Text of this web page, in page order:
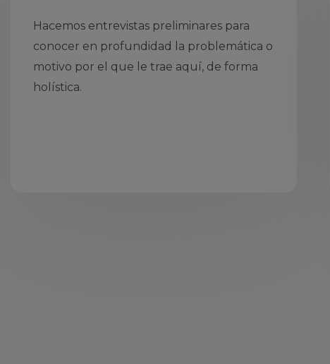
Hacemos entrevistas preliminares para
conocer en profundidad la problemática o
motivo por el que le trae aquí, de forma
holística.